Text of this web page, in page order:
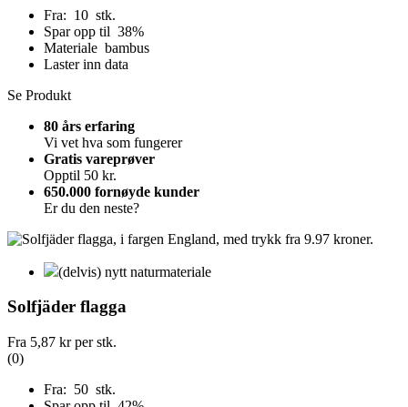
Fra: 10 stk.
Spar opp til 38%
Materiale bambus
Laster inn data
Se Produkt
80 års erfaring
Vi vet hva som fungerer
Gratis vareprøver
Opptil 50 kr.
650.000 fornøyde kunder
Er du den neste?
(delvis) nytt naturmateriale
Solfjäder flagga
Fra 5,87 krper stk.
(0)
Fra: 50 stk.